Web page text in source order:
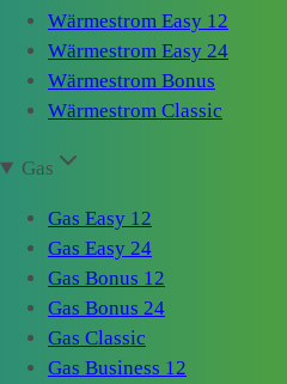
Wärmestrom Easy 12
Wärmestrom Easy 24
Wärmestrom Bonus
Wärmestrom Classic
Gas
Gas Easy 12
Gas Easy 24
Gas Bonus 12
Gas Bonus 24
Gas Classic
Gas Business 12